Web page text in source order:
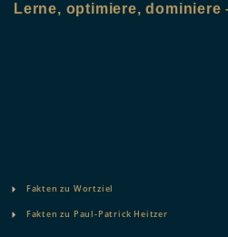
Lerne, optimiere, dominiere
Fakten zu Wortziel
Fakten zu Paul-Patrick Heitzer